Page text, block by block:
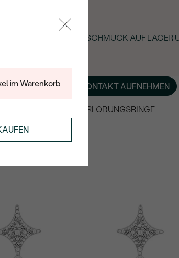
FRIDAY: -25 % AUF SCHMUCK AUF
NACH MASS KONTAKT AUFNEHMEN
VERLOBUNGSRINGE
im Warenkorb